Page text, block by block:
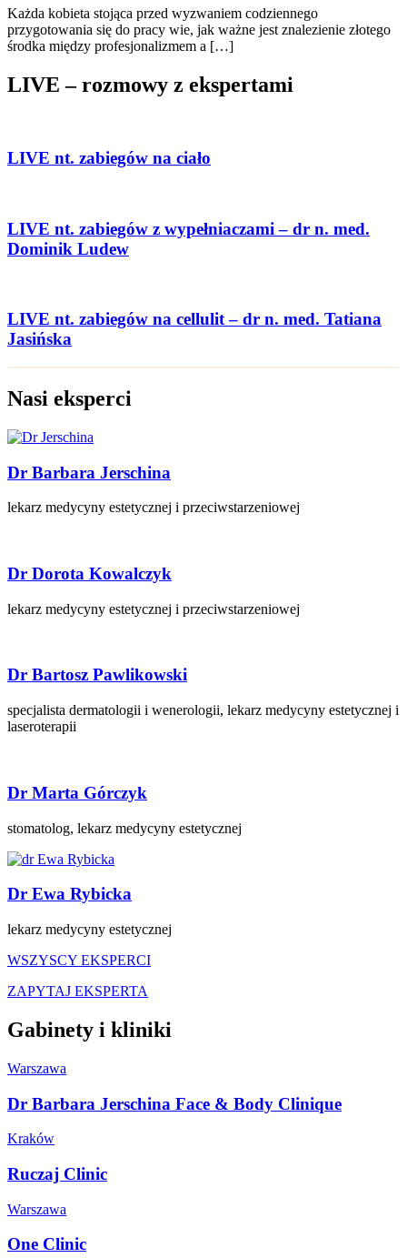
Każda kobieta stojąca przed wyzwaniem codziennego
przygotowania się do pracy wie, jak ważne jest znalezienie złotego
środka między profesjonalizmem a […]
LIVE – rozmowy z ekspertami
LIVE nt. zabiegów na ciało
LIVE nt. zabiegów z wypełniaczami – dr n. med.
Dominik Ludew
LIVE nt. zabiegów na cellulit – dr n. med. Tatiana
Jasińska
Nasi eksperci
Dr Barbara Jerschina
lekarz medycyny estetycznej i przeciwstarzeniowej
Dr Dorota Kowalczyk
lekarz medycyny estetycznej i przeciwstarzeniowej
Dr Bartosz Pawlikowski
specjalista dermatologii i wenerologii, lekarz medycyny estetycznej i
laseroterapii
Dr Marta Górczyk
stomatolog, lekarz medycyny estetycznej
Dr Ewa Rybicka
lekarz medycyny estetycznej
WSZYSCY EKSPERCI
ZAPYTAJ EKSPERTA
Gabinety i kliniki
Warszawa
Dr Barbara Jerschina Face & Body Clinique
Kraków
Ruczaj Clinic
Warszawa
One Clinic